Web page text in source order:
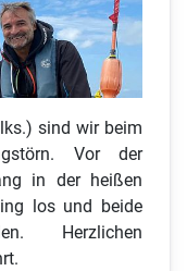
sind wir beim
Vor der
in der heißen
los und beide
Herzlichen